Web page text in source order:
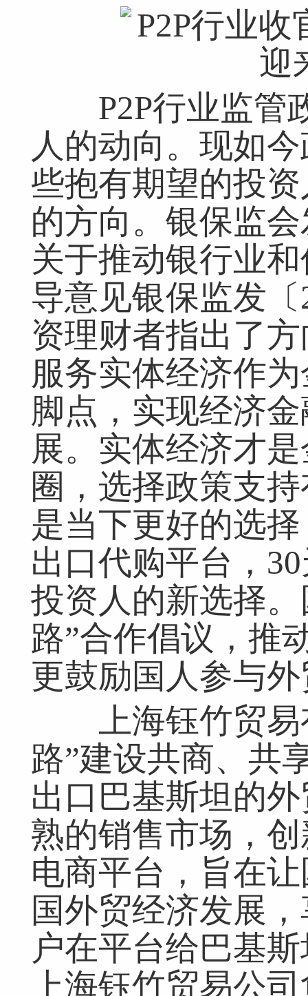
P2P行业监管
人的动向。现如
些抱有期望的投
的方向。银保监
关于推动银行业
导意见银保监发
资理财者指出了
服务实体经济作
脚点，实现经济
展。实体经济才
圈，选择政策支
是当下更好的选
出口代购平台，
投资人的新选择
路”合作倡议，推
更鼓励国人参与
上海钰竹贸易
路”建设共商、共
出口巴基斯坦的
熟的销售市场，
电商平台，旨在
国外贸经济发展
户在平台给巴基
上海钰竹贸易公